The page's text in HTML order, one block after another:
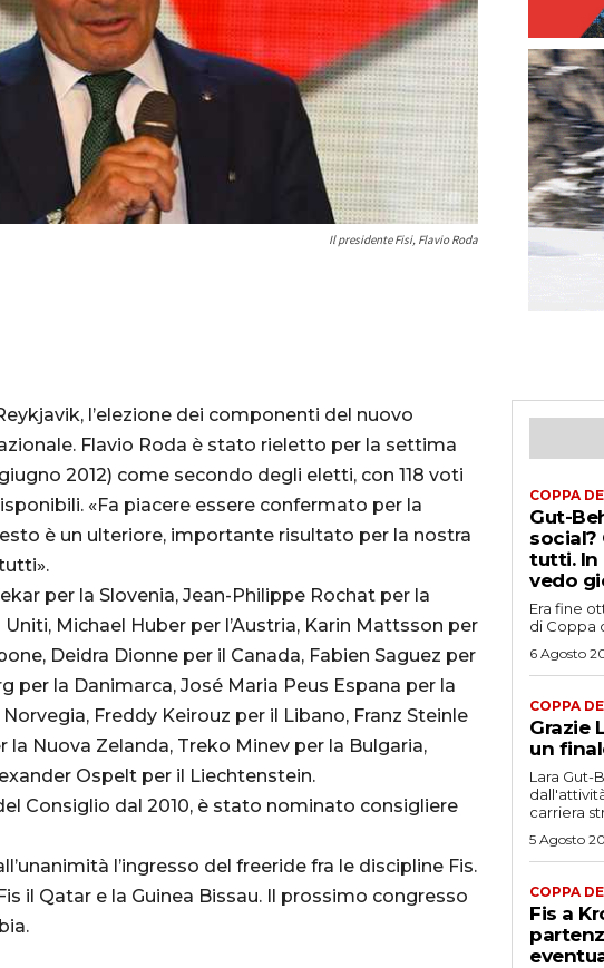
Il presidente Fisi, Flavio Roda
l’elezione dei componenti del nuovo
Flavio Roda è stato rieletto per la settima
2012) come secondo degli eletti, con 118 voti
«Fa piacere essere confermato per la
è un ulteriore, importante risultato per la nostra
per la Slovenia, Jean-Philippe Rochat per la
Michael Huber per l’Austria, Karin Mattsson per
Deidra Dionne per il Canada, Fabien Saguez per
per la Danimarca, José Maria Peus Espana per la
Freddy Keirouz per il Libano, Franz Steinle
la Nuova Zelanda, Treko Minev per la Bulgaria,
Ospelt per il Liechtenstein.
Consiglio dal 2010, è stato nominato consigliere
l’ingresso del freeride fra le discipline Fis.
il Qatar e la Guinea Bissau. Il prossimo congresso
COPPA
Gut-
social?
tutti. In
vedo
Era fine
di Coppa
6 Agosto
COPPA
Grazie
un
Lara Gut-
carriera
5 Agosto
COPPA
Fis a